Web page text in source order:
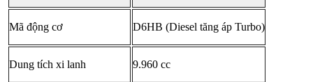
Mã động cơ D6HB (Diesel tăng áp Turbo)
Dung tích xi lanh 9.960 cc